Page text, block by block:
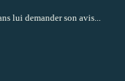
lui demander son avis...